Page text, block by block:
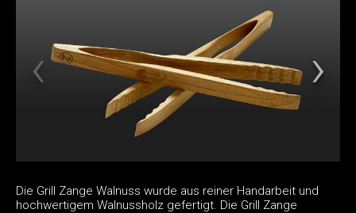
Die Grill Zange Walnuss wurde aus reiner Handarbeit und
hochwertigem Walnussholz gefertigt. Die Grill Zange